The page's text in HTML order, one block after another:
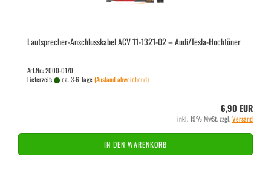
Lautsprecher-​​An­schluss­ka­bel ACV 11-​1321-​02 – Audi/Tesla-​​Hoch­tö­ner
Art.Nr.: 2000-0170
Lieferzeit:
ca. 3-6 Tage(Ausland abweichend)
6,90 EUR
inkl. 19% MwSt. zzgl.Versand
IN DEN WARENKORB